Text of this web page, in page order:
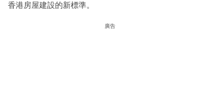
香港房屋建設的新標準。
廣告